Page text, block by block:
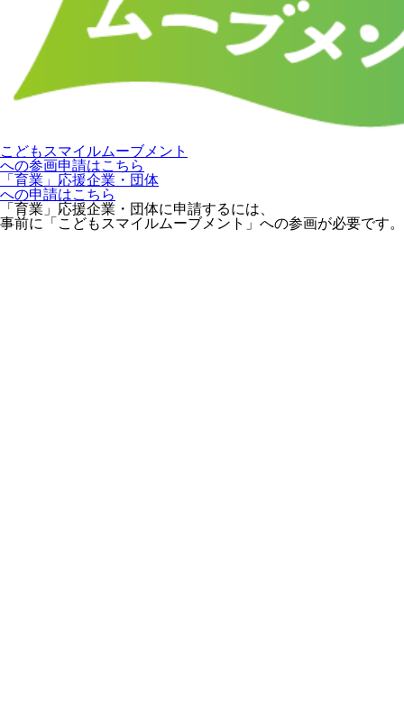
こどもスマイルムーブメント
への参画申請はこちら
「育業」応援企業・団体
への申請はこちら
「育業」応援企業・団体に申請するには、
事前に「こどもスマイルムーブメント」への参画が必要です。